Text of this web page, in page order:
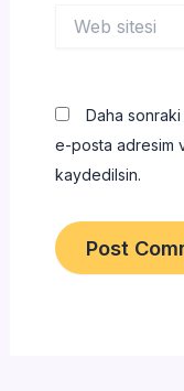
sitesi
Daha sonraki
e-posta adresim
kaydedilsin.